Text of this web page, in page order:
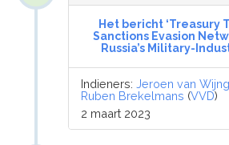
Het bericht ‘Treasury
Sanctions Evasion
Russia’s Military-
Indieners:Jeroen van
Ruben Brekelmans (VVD)
2 maart 2023